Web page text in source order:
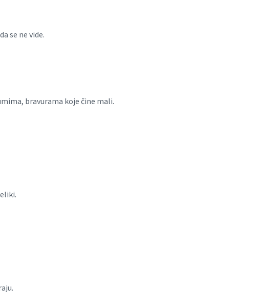
se ne vide.
bravurama koje čine mali.